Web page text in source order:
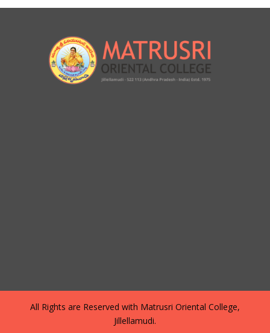
All Rights are Reserved with Matrusri Oriental College,
Jillellamudi.